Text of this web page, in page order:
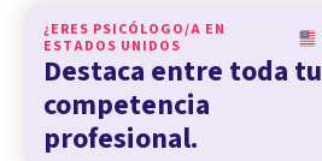
¿ERES PSICÓLOGO/A EN
ESTADOS UNIDOS
Destaca entre toda tu
competencia
profesional.